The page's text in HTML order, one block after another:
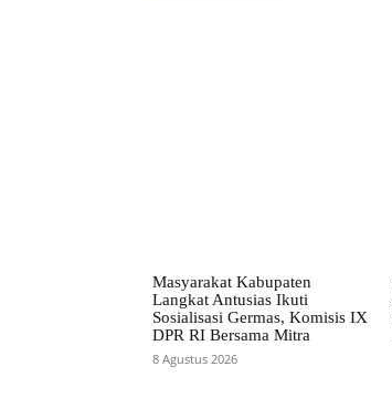
Masyarakat Kabupaten
Langkat Antusias Ikuti
Sosialisasi Germas, Komisis IX
DPR RI Bersama Mitra
8 Agustus 2026